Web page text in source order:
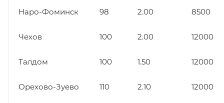
Наро-Фоминск 98 2.00 8500
Чехов 100 2.00 12000
Талдом 100 1.50 12000
Орехово-Зуево 110 2.10 12000